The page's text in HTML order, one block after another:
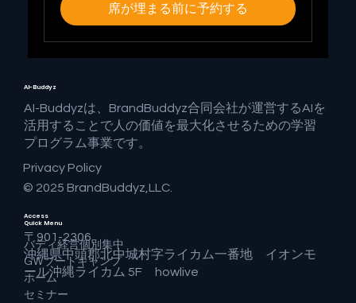
席が埋まる前に予約する
AI-Buddyz
AI-Buddyzは、BrandBuddyz合同会社が運営するAIを
活用することで人の価値を最大化させるための学習
プログラム事業です。
Privacy Policy
© 2025 BrandBuddyz,LLC.
Access
〒901-2306
沖縄県中頭郡北中城村字ライカム一番地 イオンモ
ール沖縄ライカム 5F howlive
Quick Menu
バディ経営個別集中
GWブートキャンプ
ホーム
セミナー